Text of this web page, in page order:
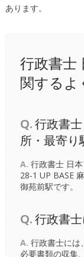
あります。
行政書士
関するよ
Q.行政書
所・最寄り
A. 行政書士 日
28-1 UP BASE
御苑前駅です。
Q.行政書
A. 行政書士には
必要書類の収集